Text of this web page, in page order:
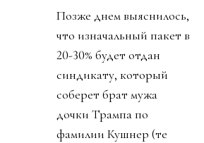
Позже днем выяснилось,
что изначальный пакет в
20-30% будет отдан
синдикату, который
соберет брат мужа
дочки Трампа по
фамилии Кушнер (те